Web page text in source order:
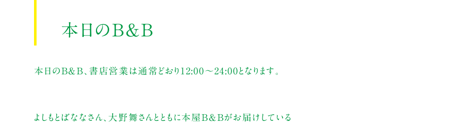
本日のB&B
本日のB&B、書店営業は通常どおり12:00～24:00となります。
よしもとばななさん、大野舞さんとともに本屋B&Bがお届けしている